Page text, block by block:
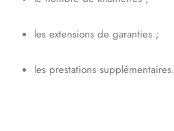
les extensions de garanties ;
les prestations supplémentaires.